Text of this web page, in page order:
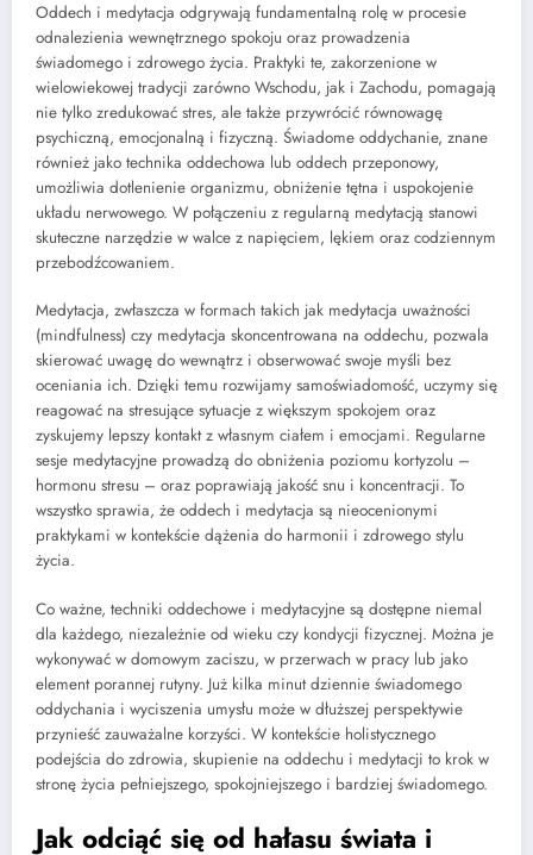
Oddech i medytacja odgrywają fundamentalną rolę w procesie
odnalezienia wewnętrznego spokoju oraz prowadzenia
świadomego i zdrowego życia. Praktyki te, zakorzenione w
wielowiekowej tradycji zarówno Wschodu, jak i Zachodu, pomagają
nie tylko zredukować stres, ale także przywrócić równowagę
psychiczną, emocjonalną i fizyczną. Świadome oddychanie, znane
również jako technika oddechowa lub oddech przeponowy,
umożliwia dotlenienie organizmu, obniżenie tętna i uspokojenie
układu nerwowego. W połączeniu z regularną medytacją stanowi
skuteczne narzędzie w walce z napięciem, lękiem oraz codziennym
przebodźcowaniem.
Medytacja, zwłaszcza w formach takich jak medytacja uważności
(mindfulness) czy medytacja skoncentrowana na oddechu, pozwala
skierować uwagę do wewnątrz i obserwować swoje myśli bez
oceniania ich. Dzięki temu rozwijamy samoświadomość, uczymy się
reagować na stresujące sytuacje z większym spokojem oraz
zyskujemy lepszy kontakt z własnym ciałem i emocjami. Regularne
sesje medytacyjne prowadzą do obniżenia poziomu kortyzolu –
hormonu stresu – oraz poprawiają jakość snu i koncentracji. To
wszystko sprawia, że oddech i medytacja są nieocenionymi
praktykami w kontekście dążenia do harmonii i zdrowego stylu
życia.
Co ważne, techniki oddechowe i medytacyjne są dostępne niemal
dla każdego, niezależnie od wieku czy kondycji fizycznej. Można je
wykonywać w domowym zaciszu, w przerwach w pracy lub jako
element porannej rutyny. Już kilka minut dziennie świadomego
oddychania i wyciszenia umysłu może w dłuższej perspektywie
przynieść zauważalne korzyści. W kontekście holistycznego
podejścia do zdrowia, skupienie na oddechu i medytacji to krok w
stronę życia pełniejszego, spokojniejszego i bardziej świadomego.
Jak odciąć się od hałasu świata i